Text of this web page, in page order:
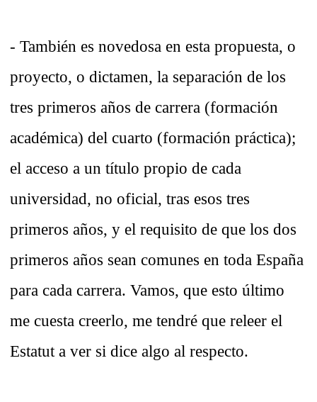
- También es novedosa en esta propuesta, o
proyecto, o dictamen, la separación de los
tres primeros años de carrera (formación
académica) del cuarto (formación práctica);
el acceso a un título propio de cada
universidad, no oficial, tras esos tres
primeros años, y el requisito de que los dos
primeros años sean comunes en toda España
para cada carrera. Vamos, que esto último
me cuesta creerlo, me tendré que releer el
Estatut a ver si dice algo al respecto.